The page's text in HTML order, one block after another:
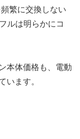
繁に交換しない
ルは明らかにコ
本体価格も、電動
います。